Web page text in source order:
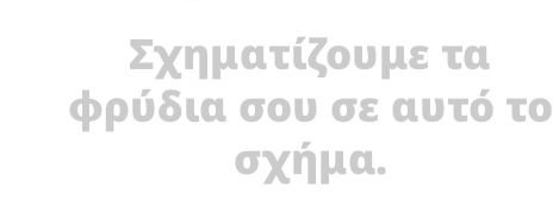
Σχηματίζουμε τα
φρύδια σου σε αυτό το
σχήμα.